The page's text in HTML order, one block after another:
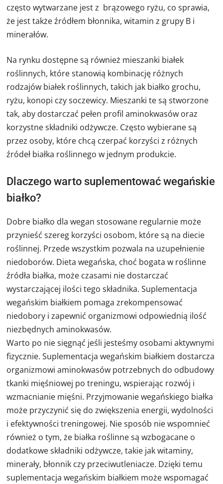
często wytwarzane jest z brązowego ryżu, co sprawia,
że jest także źródłem błonnika, witamin z grupy B i
minerałów.
Na rynku dostępne są również mieszanki białek
roślinnych, które stanowią kombinację różnych
rodzajów białek roślinnych, takich jak białko grochu,
ryżu, konopi czy soczewicy. Mieszanki te są stworzone
tak, aby dostarczać pełen profil aminokwasów oraz
korzystne składniki odżywcze. Często wybierane są
przez osoby, które chcą czerpać korzyści z różnych
źródeł białka roślinnego w jednym produkcie.
Dlaczego warto suplementować wegańskie
białko?
Dobre białko dla wegan stosowane regularnie może
przynieść szereg korzyści osobom, które są na diecie
roślinnej. Przede wszystkim pozwala na uzupełnienie
niedoborów. Dieta wegańska, choć bogata w roślinne
źródła białka, może czasami nie dostarczać
wystarczającej ilości tego składnika. Suplementacja
wegańskim białkiem pomaga zrekompensować
niedobory i zapewnić organizmowi odpowiednią ilość
niezbędnych aminokwasów.
Warto po nie sięgnąć jeśli jesteśmy osobami aktywnymi
fizycznie. Suplementacja wegańskim białkiem dostarcza
organizmowi aminokwasów potrzebnych do odbudowy
tkanki mięśniowej po treningu, wspierając rozwój i
wzmacnianie mięśni. Przyjmowanie wegańskiego białka
może przyczynić się do zwiększenia energii, wydolności
i efektywności treningowej. Nie sposób nie wspomnieć
również o tym, że białka roślinne są wzbogacane o
dodatkowe składniki odżywcze, takie jak witaminy,
minerały, błonnik czy przeciwutleniacze. Dzięki temu
suplementacja wegańskim białkiem może wspomagać